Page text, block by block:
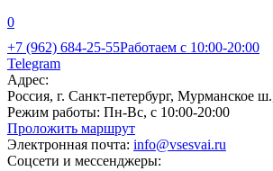
0
+7 (962) 684-25-55Работаем с 10:00-20:00
Telegram
Адрес:
Россия, г. Санкт-петербург, Мурманское
Режим работы: Пн-Вс, с 10:00-20:00
Проложить маршрут
Электронная почта: info@vsesvai.ru
Соцсети и мессенджеры: